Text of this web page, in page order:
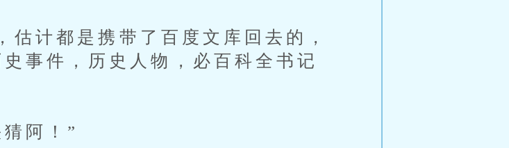
计都是携带了百度文库回去的，
事件，历史人物，必百科全书记
阿！”